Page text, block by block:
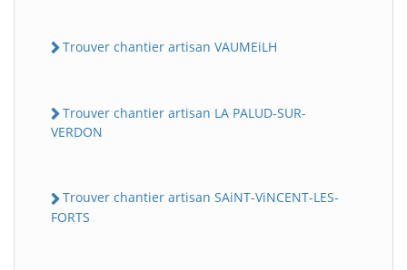
Trouver chantier artisan VAUMEiLH
Trouver chantier artisan LA PALUD-SUR-
VERDON
Trouver chantier artisan SAiNT-ViNCENT-LES-
FORTS